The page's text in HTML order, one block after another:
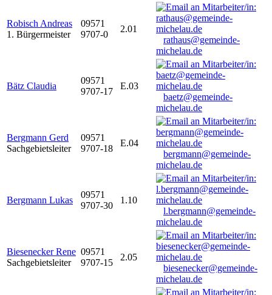
Robisch Andreas
1. Bürgermeister
09571
9707-0
2.01
rathaus@gemeinde-
michelau.de
Bätz Claudia
09571
9707-17
E.03
baetz@gemeinde-
michelau.de
Bergmann Gerd
Sachgebietsleiter
09571
9707-18
E.04
bergmann@gemeinde-
michelau.de
Bergmann Lukas
09571
9707-30
1.10
l.bergmann@gemeinde-
michelau.de
Biesenecker Rene
Sachgebietsleiter
09571
9707-15
2.05
biesenecker@gemeinde-
michelau.de